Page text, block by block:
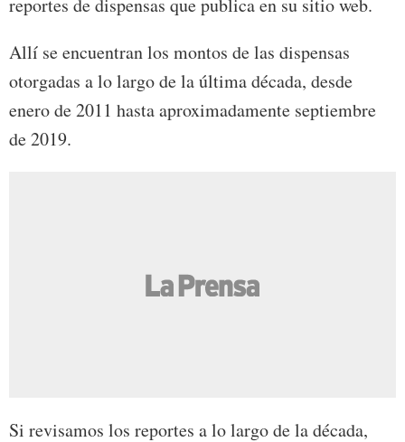
Allí se encuentran los montos de las dispensas
otorgadas a lo largo de la última década, desde
enero de 2011 hasta aproximadamente septiembre
de 2019.
Si revisamos los reportes a lo largo de la década,